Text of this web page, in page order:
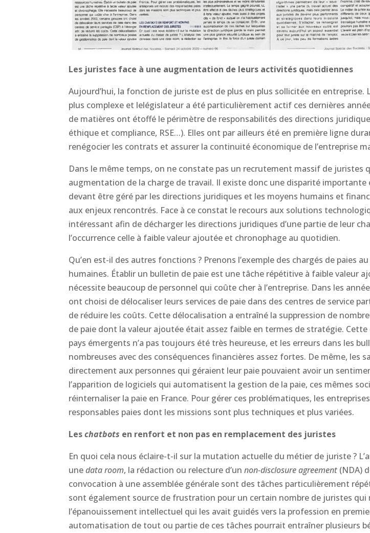
Les juristes face à une augmentation de leurs activités quotidiennes
Aujourd’hui, la fonction de juriste est de plus en plus sollicitée en entreprise.
plus complexe et lelégislateur a été particulièrement actif ces dernières
de matières ont étoffé le périmètre de responsabilités des directions
éthique et compliance, RSE…). Elles ont par ailleurs été en première ligne
renégocier les contrats et assurer la continuité économique de l’entreprise
Dans le même temps, on ne constate pas un recrutement massif de juristes
augmentation de la charge de travail. Il existe donc une disparité importante
devant être géré par les directions juridiques et les moyens humains et
aux enjeux rencontrés. Face à ce constat le recours aux solutions
intéressant afin de décharger les directions juridiques d’une partie de leur
l’occurrence celle à faible valeur ajoutée et chronophage au quotidien.
Qu’en est-il des autres fonctions ? Prenons l’exemple des chargés de paies
humaines. Établir un bulletin de paie est une tâche répétitive à faible valeur
nécessite beaucoup de personnel qui coûte cher à l’entreprise. Dans les
ont choisi de délocaliser leurs services de paie dans des centres de service
de réduire les coûts. Cette délocalisation a entraîné la suppression de
de paie dont la valeur ajoutée était assez faible en termes de stratégie.
pays émergents n’a pas toujours été très heureuse, et les erreurs dans les
nombreuses avec des conséquences financières assez fortes. De même, les
directement aux personnes qui géraient leur paie pouvaient avoir un
l’apparition de logiciels qui automatisent la gestion de la paie, ces mêmes
réinternaliser la paie en France. Pour gérer ces problématiques, les
responsables paies dont les missions sont plus techniques et plus variées.
Leschatbots en renfort et non pas en remplacement des juristes
En quoi cela nous éclaire-t-il sur la mutation actuelle du métier de juriste ?
unedata room, la rédaction ou relecture d’unnon-disclosure agreement (NDA)
convocation à une assemblée générale sont des tâches particulièrement
sont également source de frustration pour un certain nombre de juristes qui
l’épanouissement intellectuel qui les avait guidés vers la profession en
automatisation de tout ou partie de ces tâches pourrait entraîner plusieurs